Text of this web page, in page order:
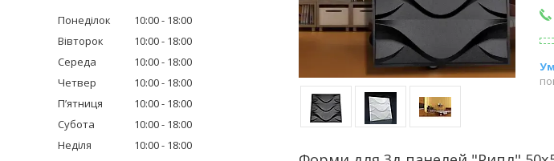
Понеділок 10:00
18:00
Вівторок
10:00
18:00
Середа
10:00
18:00
Четвер
10:00
18:00
Пʼятниця
10:00
18:00
Субота
10:00
18:00
Неділя
10:00 18:00